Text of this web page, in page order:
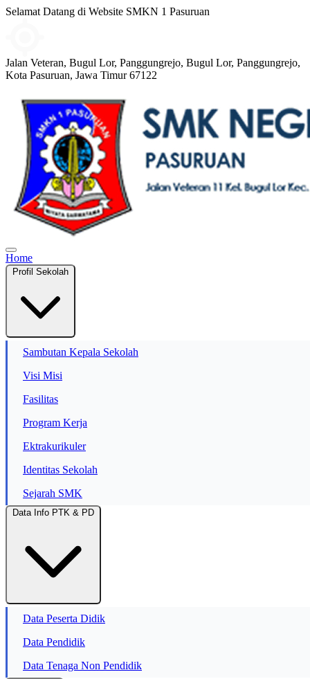
Selamat Datang di Website SMKN 1 Pasuruan
Jalan Veteran, Bugul Lor, Panggungrejo, Bugul Lor, Panggungrejo,
Kota Pasuruan, Jawa Timur 67122
Home
Profil Sekolah
Sambutan Kepala Sekolah
Visi Misi
Fasilitas
Program Kerja
Ektrakurikuler
Identitas Sekolah
Sejarah SMK
Data Info PTK & PD
Data Peserta Didik
Data Pendidik
Data Tenaga Non Pendidik